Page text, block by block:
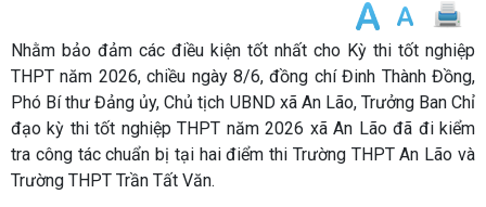
Nhằm bảo đảm các điều kiện tốt nhất cho Kỳ thi tốt nghiệp
THPT năm 2026, chiều ngày 8/6, đồng chí Đinh Thành Đồng,
Phó Bí thư Đảng ủy, Chủ tịch UBND xã An Lão, Trưởng Ban Chỉ
đạo kỳ thi tốt nghiệp THPT năm 2026 xã An Lão đã đi kiểm
tra công tác chuẩn bị tại hai điểm thi Trường THPT An Lão và
Trường THPT Trần Tất Văn.